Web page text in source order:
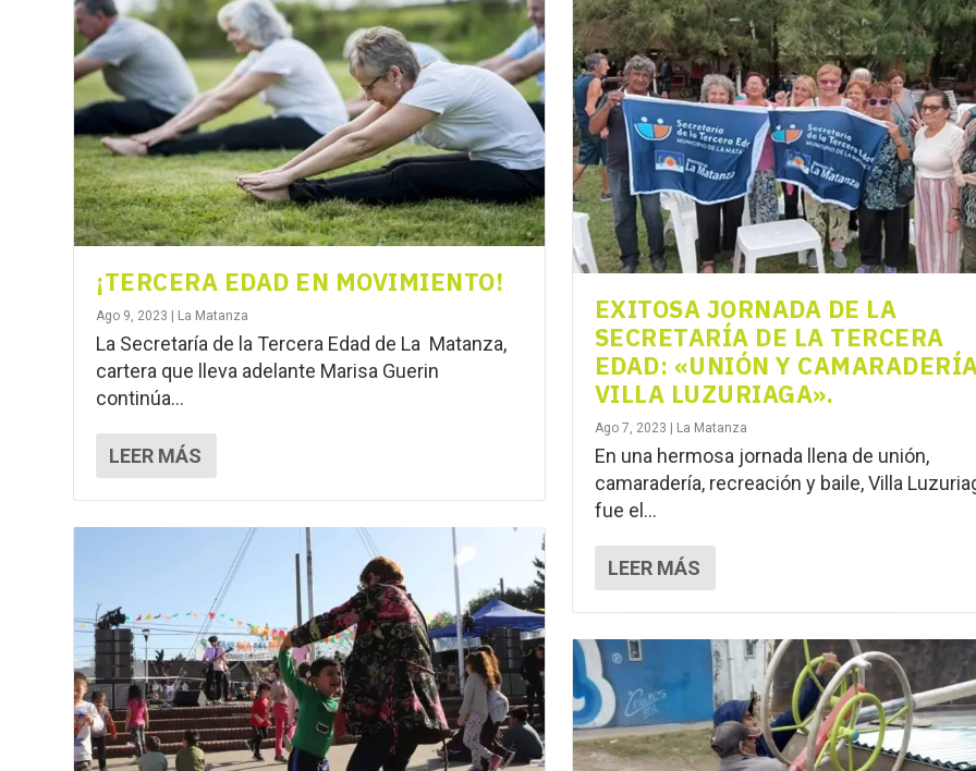
¡TERCERA EDAD EN MOVIMIENTO!
Ago 9, 2023 | La Matanza
La Secretaría de la Tercera Edad de La Matanza,
cartera que lleva adelante Marisa Guerin
continúa...
LEER MÁS
EXITOSA JORNADA DE LA
SECRETARÍA DE LA TERCERA
EDAD: «UNIÓN Y
VILLA LUZURIAGA».
Ago 7, 2023 | La Matanza
En una hermosa jornada llena de unión,
camaradería, recreación y baile, Villa
fue el...
LEER MÁS